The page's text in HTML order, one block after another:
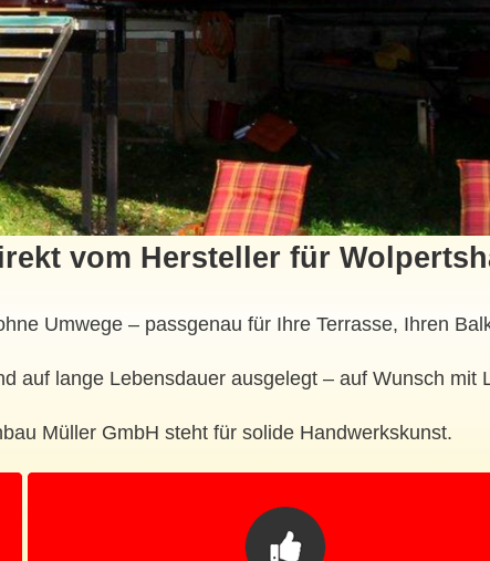
vom Hersteller für
Umwege – passgenau für Ihre Terrasse, Ihren
auf lange Lebensdauer ausgelegt – auf Wunsch mit
Müller GmbH steht für solide Handwerkskunst.